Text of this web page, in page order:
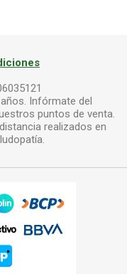
Infórmate del
puntos de venta.
realizados en